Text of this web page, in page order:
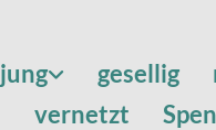
jung gesellig
vernetzt